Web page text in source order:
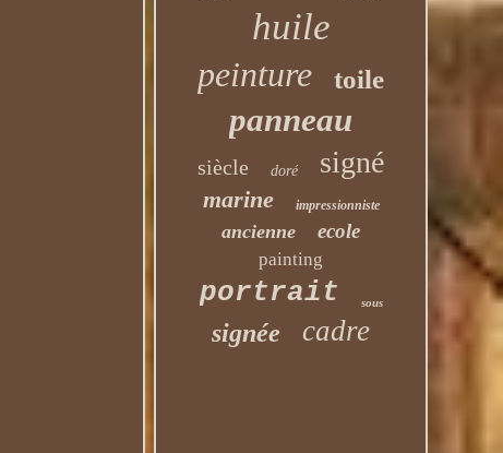
huile
peinture toile
panneau
siècle doré signé
marine impressionniste
ancienne ecole
painting
portrait sous
signée cadre